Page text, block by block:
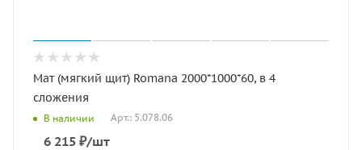
Мат (мягкий щит) Romana 2000*1000*60, в 4
сложения
В наличии Арт.: 5.078.06
6 215 ₽/шт